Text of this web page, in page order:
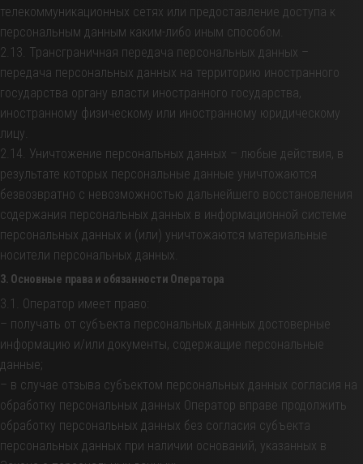
телекоммуникационных сетях или предоставление доступа к
персональным данным каким-либо иным способом.
2.13. Трансграничная передача персональных данных –
передача персональных данных на территорию иностранного
государства органу власти иностранного государства,
иностранному физическому или иностранному юридическому
лицу.
2.14. Уничтожение персональных данных – любые действия, в
результате которых персональные данные уничтожаются
безвозвратно с невозможностью дальнейшего восстановления
содержания персональных данных в информационной системе
персональных данных и (или) уничтожаются материальные
носители персональных данных.
3. Основные права и обязанности Оператора
3.1. Оператор имеет право:
– получать от субъекта персональных данных достоверные
информацию и/или документы, содержащие персональные
данные;
– в случае отзыва субъектом персональных данных согласия на
обработку персональных данных Оператор вправе продолжить
обработку персональных данных без согласия субъекта
персональных данных при наличии оснований, указанных в